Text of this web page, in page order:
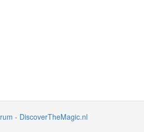
- DiscoverTheMagic.nl